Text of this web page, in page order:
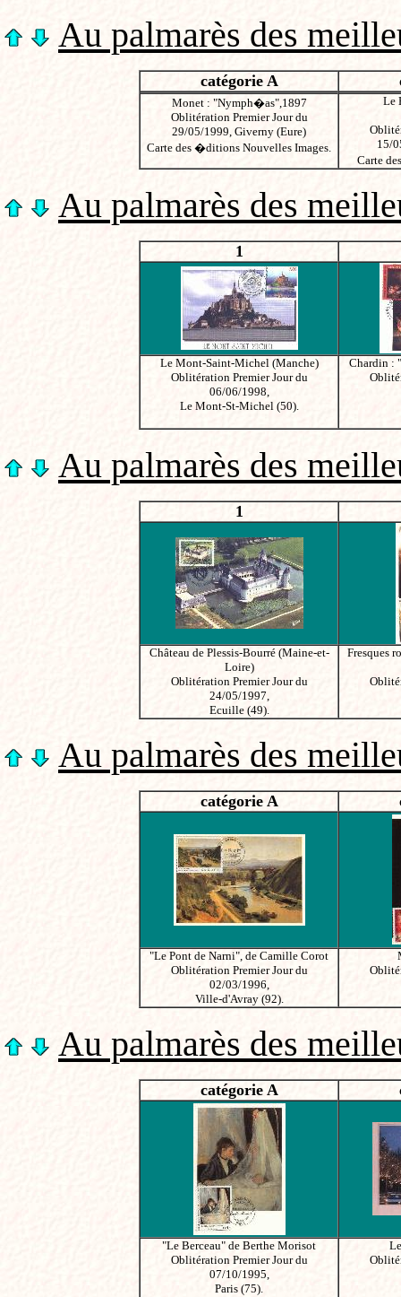
Au palmarès des
catégorie A
Monet : "Nymph�as",1897
Oblitération Premier Jour du
29/05/1999, Giverny (Eure)
Carte des �ditions Nouvelles Images.
Le
15/
Carte
Au palmarès des
1
Le Mont-Saint-Michel (Manche)
Oblitération Premier Jour du
06/06/1998,
Le Mont-St-Michel (50).
Chardin :
Au palmarès des
1
Château de Plessis-Bourré (Maine-et-
Loire)
Oblitération Premier Jour du
24/05/1997,
Ecuille (49).
Fresques
Au palmarès des
catégorie A
"Le Pont de Narni", de Camille Corot
Oblitération Premier Jour du
02/03/1996,
Ville-d'Avray (92).
Au palmarès des
catégorie A
"Le Berceau" de Berthe Morisot
Oblitération Premier Jour du
07/10/1995,
Paris (75).